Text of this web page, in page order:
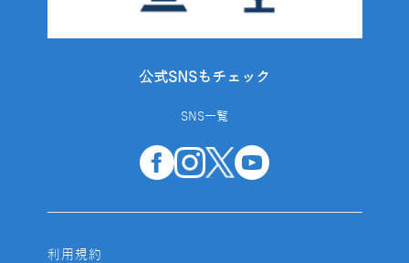
公式SNSもチェック
SNS一覧
利用規約